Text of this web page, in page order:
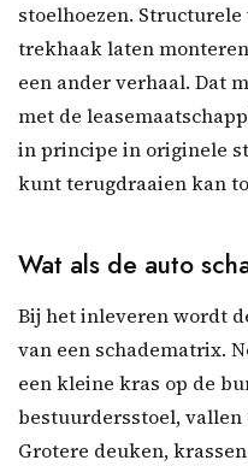
stoelhoezen.
trekhaak laten
een ander verhaal. Dat
met de
in principe in originele
kunt terugdraaien kan
Wat als de auto
Bij het inleveren wordt
van een schadematrix.
een kleine kras op de
bestuurdersstoel, vallen
Grotere deuken,